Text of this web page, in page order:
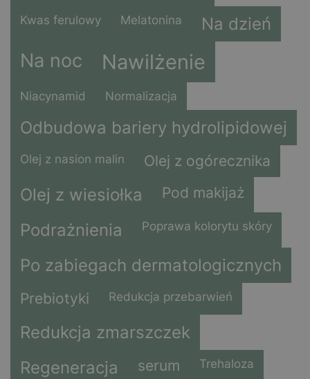
Kwas ferulowy Melatonina Na dzień
Na noc Nawilżenie
Niacynamid Normalizacja
Odbudowa bariery hydrolipidowej
Olej z nasion malin Olej z ogórecznika
Olej z wiesiołka Pod makijaż
Podrażnienia Poprawa kolorytu skóry
Po zabiegach dermatologicznych
Prebiotyki Redukcja przebarwień
Redukcja zmarszczek
Regeneracja
serum Trehaloza